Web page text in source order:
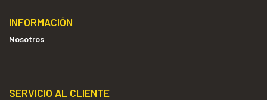
INFORMACIÓN
Nosotros
SERVICIO AL CLIENTE